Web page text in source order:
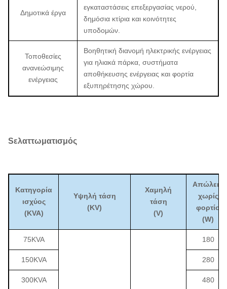
Δημοτικά έργα
εγκαταστάσεις επεξεργασίας νερού,
δημόσια κτίρια και κοινότητες
υποδομών.
Τοποθεσίες
ανανεώσιμης
ενέργειας
Βοηθητική διανομή ηλεκτρικής ενέργειας
για ηλιακά πάρκα, συστήματα
αποθήκευσης ενέργειας και φορτία
εξυπηρέτησης χώρου.
Sελαττωματισμός
Κατηγορία
ισχύος
(KVA)
Υψηλή τάση
(KV)
Χαμηλή
τάση
(V)
Απώλεια
χωρίς
φορτίο
(W)
75KVA 180
150KVA 280
300KVA 480